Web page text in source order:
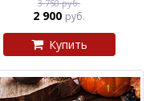
3 750 руб.
2 900 руб.
Купить